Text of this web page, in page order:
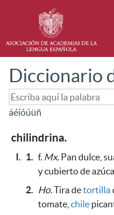
Diccionario
áéíóúüñ
chilindrina.
I. 1. f. Mx. Pan dulce,
y cubierto de
2. Ho.Tira detortilla
tomate, chile